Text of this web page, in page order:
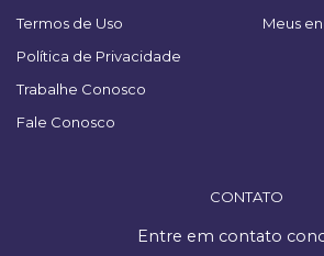
Termos de Uso
Política de Privacidade
Trabalhe Conosco
Fale Conosco
Meus
CONTATO
Entre em contato